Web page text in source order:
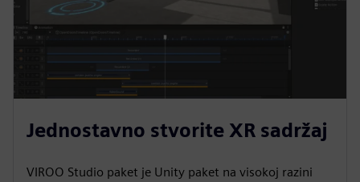
Jednostavno stvorite XR sadržaj
VIROO Studio paket je Unity paket na visokoj razini